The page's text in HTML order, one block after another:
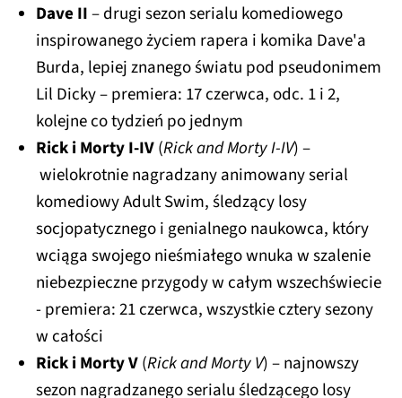
Dave II– drugi sezon serialu komediowego
inspirowanego życiem rapera i komika Dave'a
Burda, lepiej znanego światu pod pseudonimem
Lil Dicky – premiera: 17 czerwca, odc. 1 i 2,
kolejne co tydzień po jednym
Rick i Morty I-IV(Rick and Morty I-IV) –
wielokrotnie nagradzany animowany serial
komediowy Adult Swim, śledzący losy
socjopatycznego i genialnego naukowca, który
wciąga swojego nieśmiałego wnuka w szalenie
niebezpieczne przygody w całym wszechświecie
- premiera: 21 czerwca, wszystkie cztery sezony
w całości
Rick i Morty V(Rick and Morty V) – najnowszy
sezon nagradzanego serialu śledzącego losy